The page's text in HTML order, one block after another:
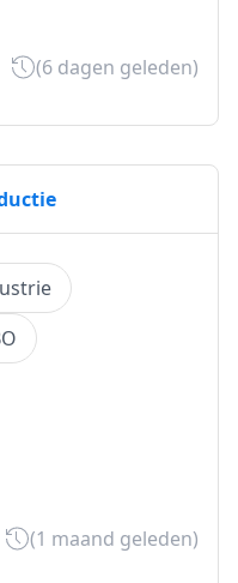
(6 dagen geleden)
(1 maand geleden)